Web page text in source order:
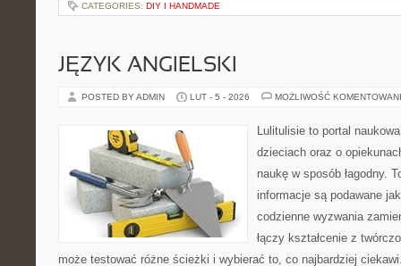
CATEGORIES: DIY I HANDMADE
JĘZYK ANGIELSKI
POSTED BY ADMIN LUT - 5 - 2026 MOŻLIWOŚĆ
Lulitulisie to portal
dzieciach oraz o
naukę w sposób łagodny.
informacje są podawane
codzienne wyzwania
łączy kształcenie z
może testować różne ścieżki i wybierać to, co najbardziej